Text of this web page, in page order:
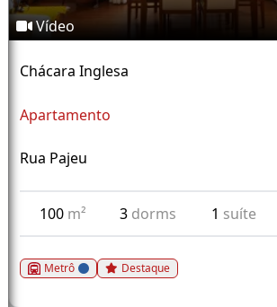
Vídeo
Chácara Inglesa
Apartamento
Rua Pajeu
100 m² 3 dorms 1 suíte
Metrô Destaque